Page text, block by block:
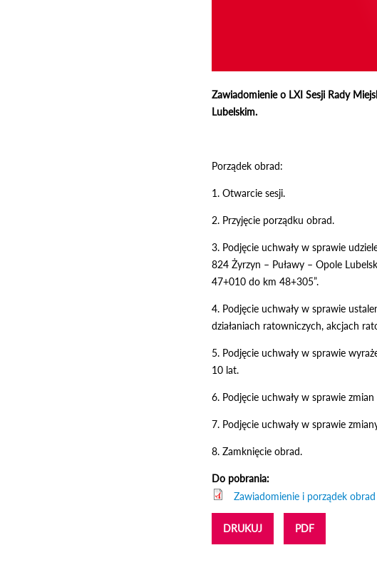
Zawiadomienie o LXI Sesji Rady
Lubelskim.
Porządek obrad:
1. Otwarcie sesji.
2. Przyjęcie porządku obrad.
3. Podjęcie uchwały w sprawie
824 Żyrzyn – Puławy – Opole
47+010 do km 48+305”.
4. Podjęcie uchwały w sprawie
działaniach ratowniczych, akcjach
5. Podjęcie uchwały w sprawie
10 lat.
6. Podjęcie uchwały w sprawie
7. Podjęcie uchwały w sprawie
8. Zamknięcie obrad.
Do pobrania:
Zawiadomienie i porządek obrad
DRUKUJ PDF